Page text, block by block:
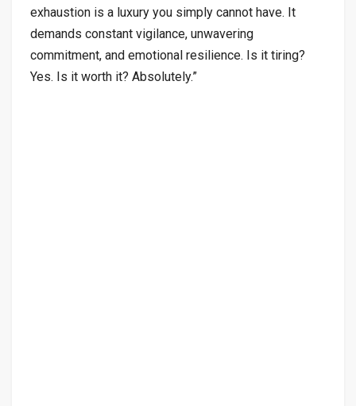
exhaustion is a luxury you simply cannot have. It
demands constant vigilance, unwavering
commitment, and emotional resilience. Is it tiring?
Yes. Is it worth it? Absolutely.”